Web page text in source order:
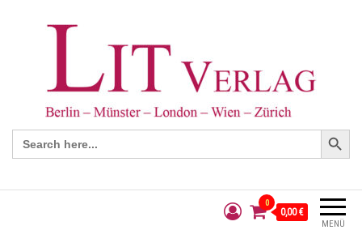
Search
for:
Search Button
MENÜ
0
0,00 €